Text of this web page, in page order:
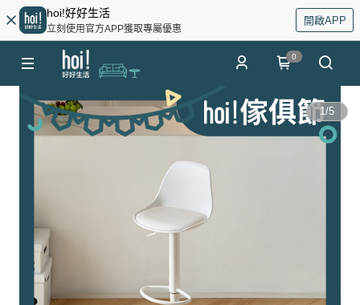
hoi!好好生活
立刻使用官方APP獲取專屬優惠
開啟APP
0
1/5